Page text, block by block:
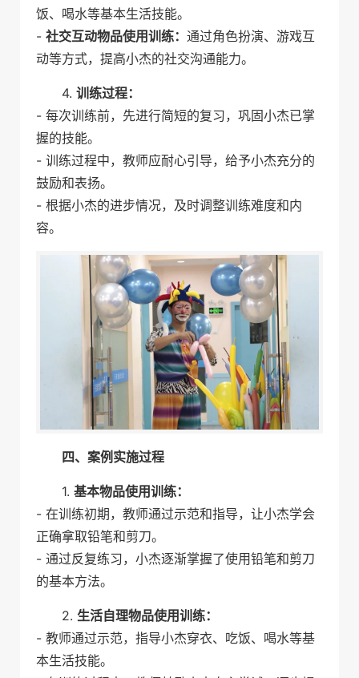
饭、喝水等基本生活技能。
- 社交互动物品使用训练： 通过角色扮演、游戏互
动等方式，提高小杰的社交沟通能力。
4. 训练过程：
- 每次训练前，先进行简短的复习，巩固小杰已掌
握的技能。
- 训练过程中，教师应耐心引导，给予小杰充分的
鼓励和表扬。
- 根据小杰的进步情况，及时调整训练难度和内
容。
四、案例实施过程
1. 基本物品使用训练：
- 在训练初期，教师通过示范和指导，让小杰学会
正确拿取铅笔和剪刀。
- 通过反复练习，小杰逐渐掌握了使用铅笔和剪刀
的基本方法。
2. 生活自理物品使用训练：
- 教师通过示范，指导小杰穿衣、吃饭、喝水等基
本生活技能。